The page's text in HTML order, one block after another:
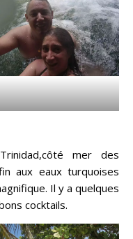
mer des
aux eaux turquoises
Il y a quelques
cocktails.